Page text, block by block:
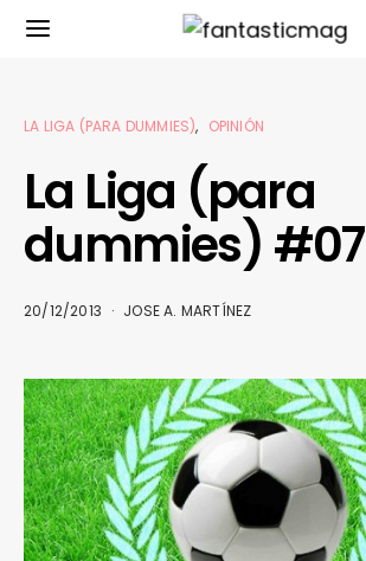
LA LIGA (PARA DUMMIES) OPINIÓN
La Liga (para
dummies) #07
20/12/2013 JOSE A. MARTÍNEZ